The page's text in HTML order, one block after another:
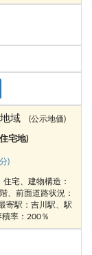
地域 (公示地価)
宅地)
)
宅、建物構造：
、前面道路状況：
寄駅：吉川駅、駅
率：200％